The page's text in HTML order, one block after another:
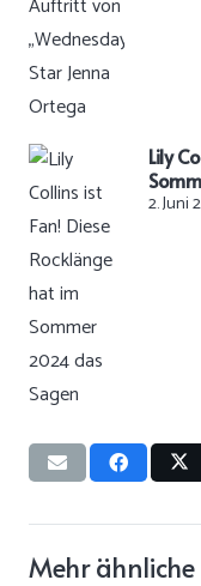
Lily
2. Juni
Mehr